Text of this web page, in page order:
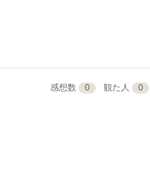
感想数 0 観た人 0